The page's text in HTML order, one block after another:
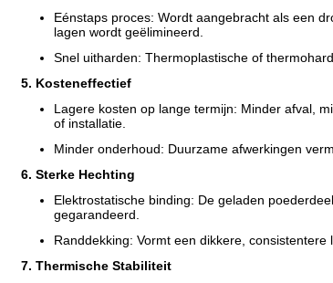
Eénstaps proces: Wordt aangebracht als een
lagen wordt geëlimineerd.
Snel uitharden: Thermoplastische of
5. Kosteneffectief
Lagere kosten op lange termijn: Minder afval,
of installatie.
Minder onderhoud: Duurzame afwerkingen
6. Sterke Hechting
Elektrostatische binding: De geladen
gegarandeerd.
Randdekking: Vormt een dikkere,
7. Thermische Stabiliteit